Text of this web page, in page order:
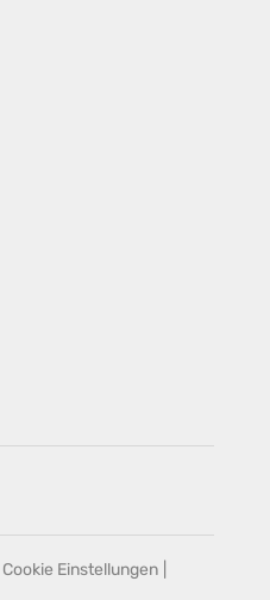
Cookie Einstellungen